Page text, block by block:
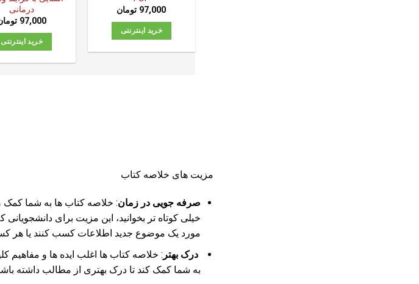
97,000 تومان
خرید اینترنتی
درمانی
97,000
خرید اینترنتی
مزیت های خلاصه کتاب
صرفه جویی در زمان: خلاصه کتاب ها به شما کمک
خیلی کوتاه تر بخوانید، این مزیت برای
مورد یک موضوع جدید اطلاعات کسب کنند یا هر
درک بهتر : خلاصه کتاب ها اغلب ایده ها و مفاهیم
به شما کمک کند تا درک بهتری از مطالب داشته